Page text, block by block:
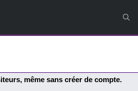
même sans créer de compte.